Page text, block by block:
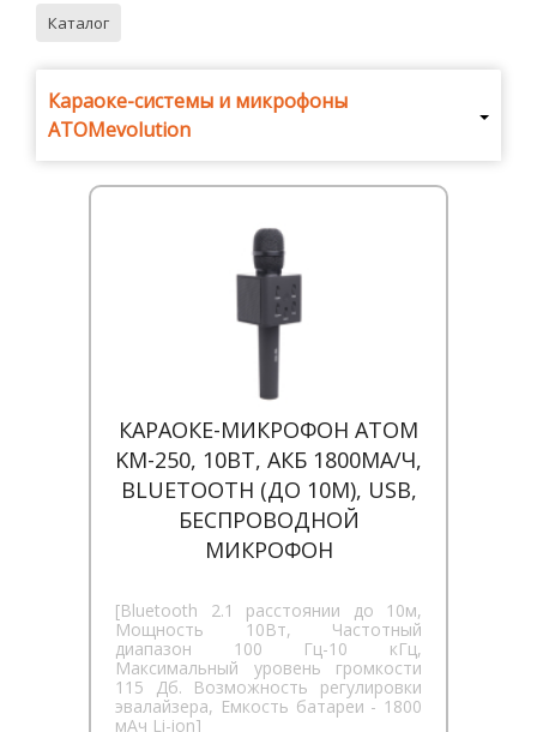
Где
Статьи
news@signalelectronics.ru
Каталог
Караоке-системы и микрофоны
ATOMevolution
КАРАОКЕ-МИКРОФОН ATOM
KM-250, 10ВТ, АКБ 1800МА/Ч,
BLUETOOTH (ДО 10М), USB,
БЕСПРОВОДНОЙ
МИКРОФОН
[Bluetooth 2.1 расстоянии до 10м,
Мощность 10Вт, Частотный
диапазон 100 Гц-10 кГц,
Максимальный уровень громкости
115 Дб. Возможность регулировки
эвалайзера, Емкость батареи - 1800
мАч Li-ion]